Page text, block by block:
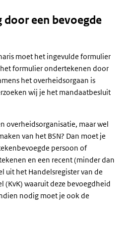
door een bevoegde
moet het ingevulde formulier
formulier ondertekenen door
het overheidsorgaan is
wij je het mandaatbesluit
overheidsorganisatie, maar wel
van het BSN? Dan moet je
persoon of
en een recent (minder dan
uit het Handelsregister van de
(KvK) waaruit deze bevoegdheid
nodig moet je ook de